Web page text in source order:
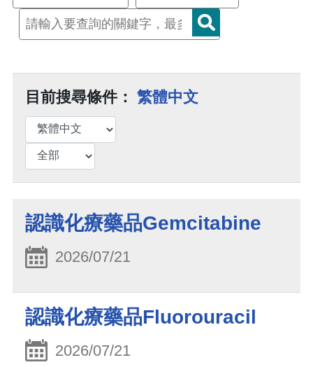
目前搜尋條件： 繁體中文
認識化療藥品Gemcitabine
2026/07/21
認識化療藥品Fluorouracil
2026/07/21